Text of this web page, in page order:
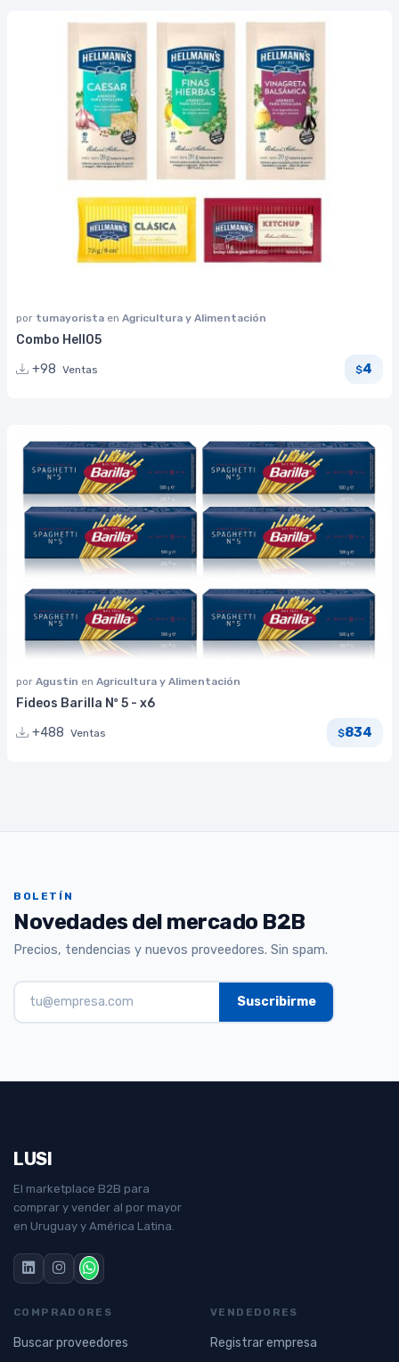
por tumayorista en Agricultura y Alimentación
Combo Hell05
+98 Ventas $4
por Agustin en Agricultura y Alimentación
Fideos Barilla Nº 5 - x6
+488 Ventas $834
BOLETÍN
Novedades del mercado B2B
Precios, tendencias y nuevos proveedores. Sin spam.
LUSI
El marketplace B2B para
comprar y vender al por mayor
en Uruguay y América Latina.
COMPRADORES
Buscar proveedores
VENDEDORES
Registrar empresa